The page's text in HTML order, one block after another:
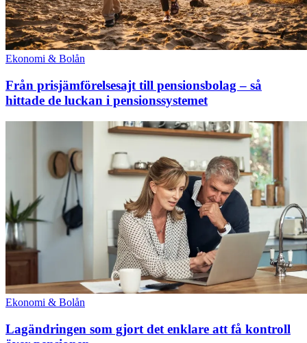
Ekonomi & Bolån
Från prisjämförelsesajt till pensionsbolag – så
hittade de luckan i pensionssystemet
Ekonomi & Bolån
Lagändringen som gjort det enklare att få kontroll